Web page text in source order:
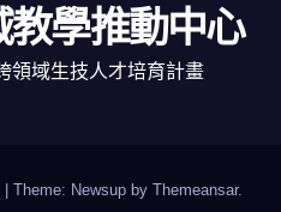
學推動中心
領域生技人才培育計畫
| Theme: Newsup by Themeansar.